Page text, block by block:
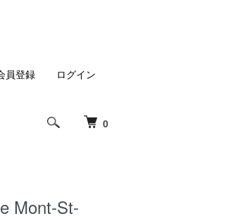
0
員登録 ログイン
Mont-St-